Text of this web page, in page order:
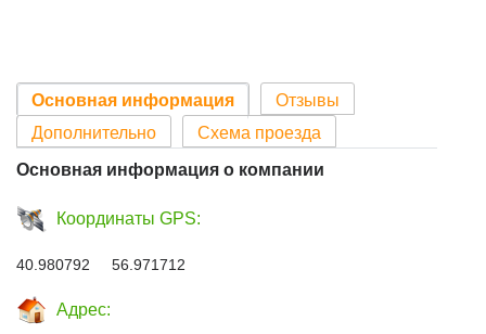
Основная информация
Отзывы
Дополнительно
Схема проезда
Основная информация о компании
Координаты GPS:
40.980792 56.971712
Адрес: